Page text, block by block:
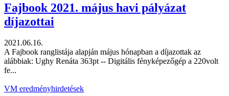
Fajbook 2021. május havi pályázat
díjazottai
2021.06.16.
A Fajbook ranglistája alapján május hónapban a díjazottak az
alábbiak: Ughy Renáta 363pt -- Digitális fényképezőgép a 220volt
fe...
VM eredményhirdetések